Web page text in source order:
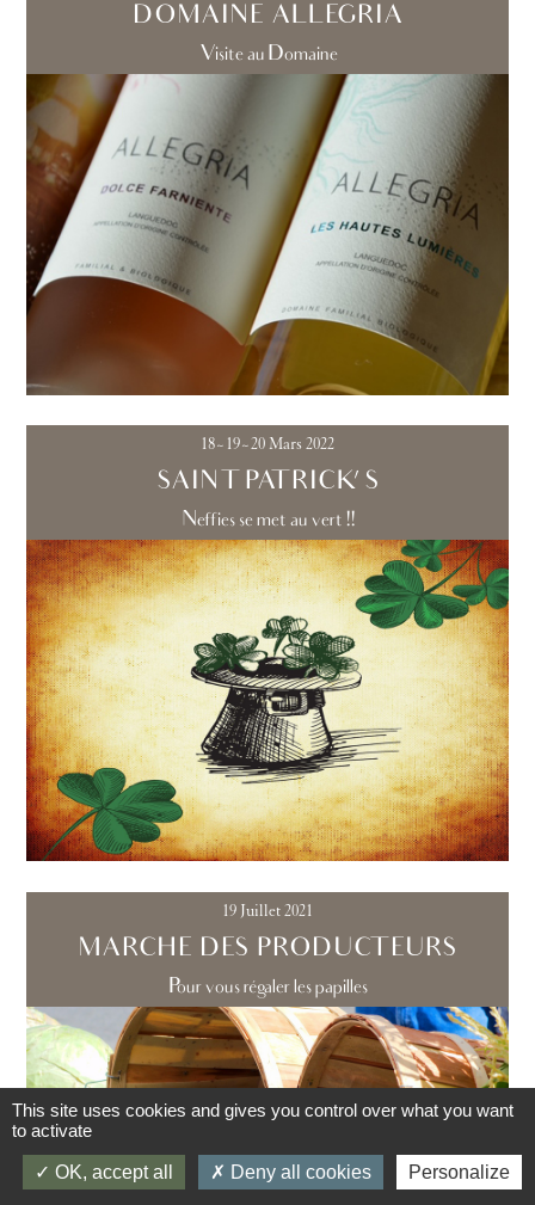
DOMAINE ALLEGRIA
Visite au Domaine
18~19~20 Mars 2022
SAINT PATRICK'S
Neffies se met au vert !!
19 Juillet 2021
MARCHE DES PRODUCTEURS
Pour vous régaler les papilles
This site uses cookies and gives you control over what you want
to activate
OK, accept all Deny all cookies Personalize